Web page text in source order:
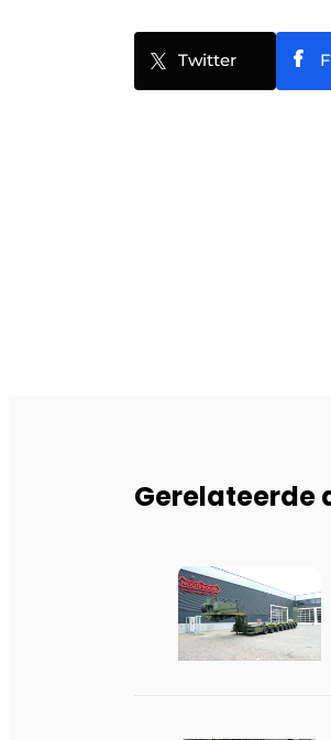
Twitter
Gerelateerde